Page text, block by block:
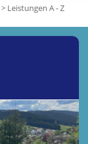
> Leistungen A - Z